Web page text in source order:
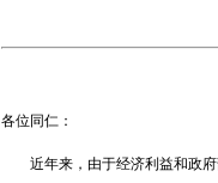
各位同仁：
近年来，由于经济利益和政府